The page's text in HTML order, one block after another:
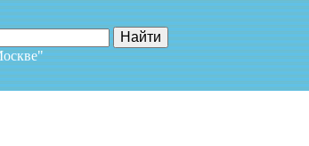
Москве"